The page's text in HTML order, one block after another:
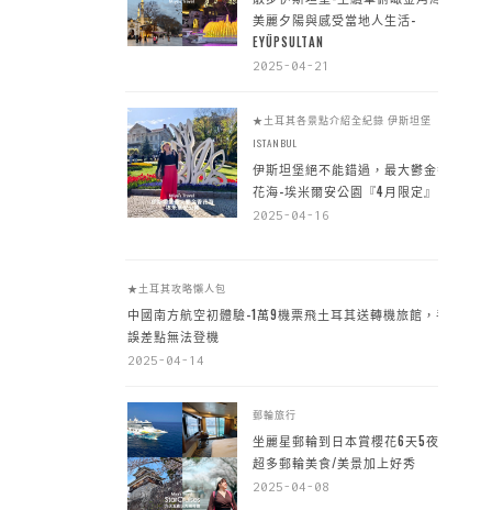
美麗夕陽與感受當地人生活-
EYÜPSULTAN
2025-04-21
★土耳其各景點介紹全紀錄 伊斯坦堡
ISTANBUL
伊斯坦堡絕不能錯過，最大鬱金香
花海-埃米爾安公園『4月限定』
2025-04-16
★土耳其攻略懶人包
中國南方航空初體驗-1萬9機票飛土耳其送轉機旅館，手
誤差點無法登機
2025-04-14
郵輪旅行
坐麗星郵輪到日本賞櫻花6天5夜，
超多郵輪美食/美景加上好秀
2025-04-08